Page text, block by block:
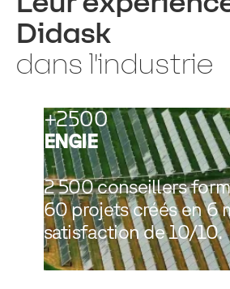
Didask
dans l'industrie
+2500
ENGIE
2 500 conseillers
60 projets créés en 6
satisfaction de 10/10.